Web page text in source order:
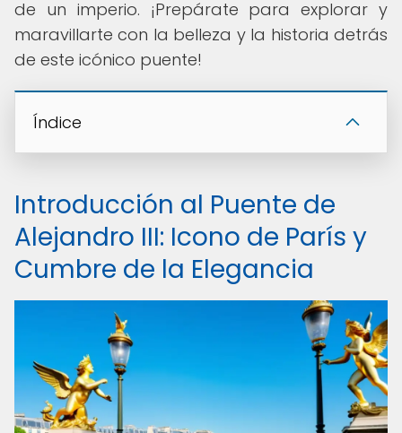
de un imperio. ¡Prepárate para explorar y
maravillarte con la belleza y la historia detrás
de este icónico puente!
Índice
Introducción al Puente de
Alejandro III: Icono de París y
Cumbre de la Elegancia